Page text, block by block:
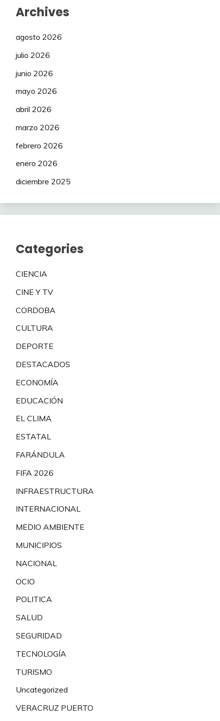
Archives
agosto 2026
julio 2026
junio 2026
mayo 2026
abril 2026
marzo 2026
febrero 2026
enero 2026
diciembre 2025
Categories
CIENCIA
CINE Y TV
CORDOBA
CULTURA
DEPORTE
DESTACADOS
ECONOMÍA
EDUCACIÓN
EL CLIMA
ESTATAL
FARÁNDULA
FIFA 2026
INFRAESTRUCTURA
INTERNACIONAL
MEDIO AMBIENTE
MUNICIPIOS
NACIONAL
OCIO
POLITICA
SALUD
SEGURIDAD
TECNOLOGÍA
TURISMO
Uncategorized
VERACRUZ PUERTO